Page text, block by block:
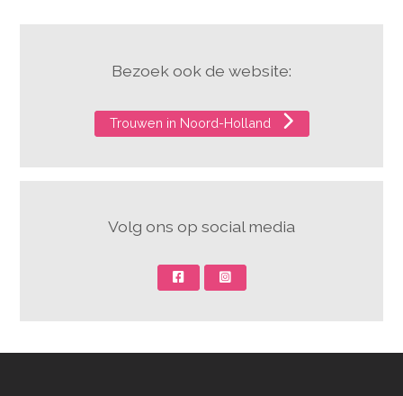
Bezoek ook de website:
Trouwen in Noord-Holland
Volg ons op social media